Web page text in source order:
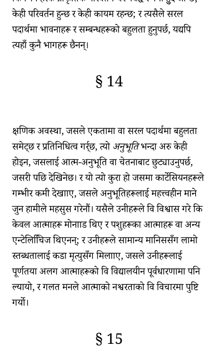
केही परिवर्तन हुन्छ र केही कायम रहन्छ; र त्यसैले सरल
पदार्थमा भावनाहरू र सम्बन्धहरूको बहुलता हुनुपर्छ, यद्यपि
त्यहाँ कुनै भागहरू छैनन्।
§ 14
क्षणिक अवस्था, जसले एकतामा वा सरल पदार्थमा बहुलता
समेट्छ र प्रतिनिधित्व गर्र्छ, त्योअनुभूतिभन्दा अरु केही
होइन, जसलाईआत्म-अनुभूतिवाचेतनाबाट छुट्याउनुपर्छ,
जसरी पछि देखिनेछ। र यो त्यो कुरा हो जसमाकार्टेसियनहरूले
गम्भीर कमी देखााए, जसले अनुभूतिहरूलाई महत्त्वहीन माने
जुन हामीले महसुस गरेनौं। यसैले उनीहरूले वि विश्वास गरे कि
केवल आत्माहरू मोनााड थिए र पशुहरूका आत्माहरू वा अन्य
एन्टेलिचििजथिएनन्; र उनीहरूले सामान्य मानिससँग लामो
स्तब्धतालाई कडा मृत्युसँग मिलााए, जसले उनीहरूलाई
पूर्णतया अलग आत्माहरूको वि विद्यालयीन पूर्वधारणामा पनि
ल्यायो, र गलत मनले आत्माको नश्वरताको वि विचारमा पुष्टि
गर्यो।
§ 15